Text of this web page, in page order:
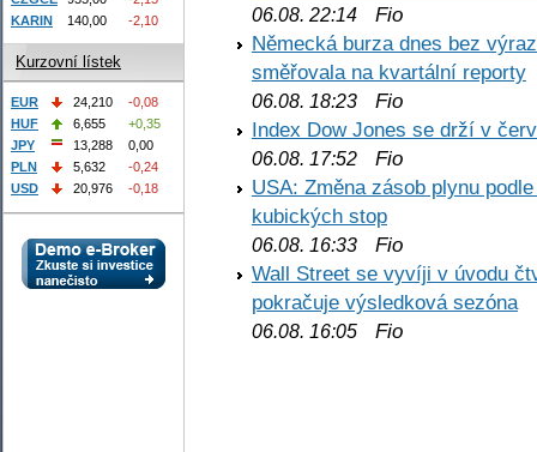
06.08. 22:14 Fio
Německá burza dnes bez
směřovala na kvartální reporty
06.08. 18:23 Fio
Index Dow Jones se drží v
06.08. 17:52 Fio
USA: Změna zásob plynu
kubických stop
06.08. 16:33 Fio
Wall Street se vyvíji v úvodu
pokračuje výsledková sezóna
06.08. 16:05 Fio
KARIN
140,00 -2,10
Kurzovní lístek
EUR 24,210
-0,08
HUF
6,655
+0,35
JPY
13,288
0,00
PLN
5,632
-0,24
USD
20,976 -0,18